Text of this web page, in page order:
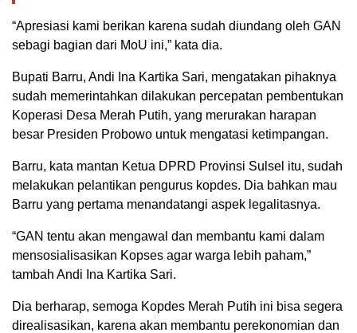
“Apresiasi kami berikan karena sudah diundang oleh GAN
sebagi bagian dari MoU ini,” kata dia.
Bupati Barru, Andi Ina Kartika Sari, mengatakan pihaknya
sudah memerintahkan dilakukan percepatan pembentukan
Koperasi Desa Merah Putih, yang merurakan harapan
besar Presiden Probowo untuk mengatasi ketimpangan.
Barru, kata mantan Ketua DPRD Provinsi Sulsel itu, sudah
melakukan pelantikan pengurus kopdes. Dia bahkan mau
Barru yang pertama menandatangi aspek legalitasnya.
“GAN tentu akan mengawal dan membantu kami dalam
mensosialisasikan Kopses agar warga lebih paham,”
tambah Andi Ina Kartika Sari.
Dia berharap, semoga Kopdes Merah Putih ini bisa segera
direalisasikan, karena akan membantu perekonomian dan